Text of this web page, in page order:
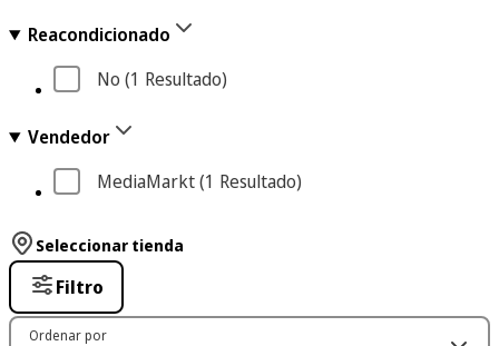
Reacondicionado
No (1 Resultado)
Vendedor
MediaMarkt (1 Resultado)
Seleccionar tienda
Filtro
Ordenar por